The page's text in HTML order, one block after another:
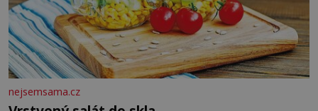
nejsemsama.cz